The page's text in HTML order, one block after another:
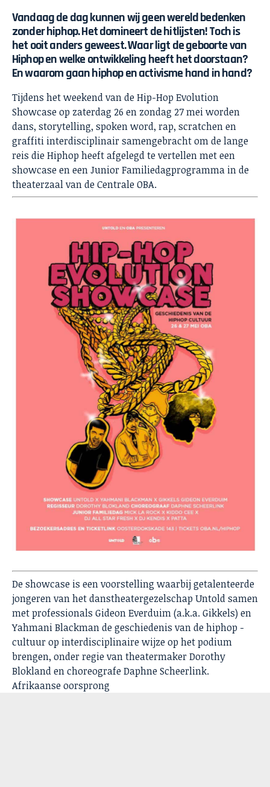
Vandaag de dag kunnen wij geen wereld bedenken
zonder hiphop. Het domineert de hitlijsten! Toch is
het ooit anders geweest. Waar ligt de geboorte van
Hiphop en welke ontwikkeling heeft het doorstaan?
En waarom gaan hiphop en activisme hand in hand?
Tijdens het weekend van de Hip-Hop Evolution
Showcase op zaterdag 26 en zondag 27 mei worden
dans, storytelling, spoken word, rap, scratchen en
graffiti interdisciplinair samengebracht om de lange
reis die Hiphop heeft afgelegd te vertellen met een
showcase en een Junior Familiedagprogramma in de
theaterzaal van de Centrale OBA.
De showcase is een voorstelling waarbij getalenteerde
jongeren van het danstheatergezelschap Untold samen
met professionals Gideon Everduim (a.k.a. Gikkels) en
Yahmani Blackman de geschiedenis van de hiphop -
cultuur op interdisciplinaire wijze op het podium
brengen, onder regie van theatermaker Dorothy
Blokland en choreografe Daphne Scheerlink.
Afrikaanse oorsprong